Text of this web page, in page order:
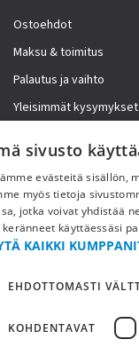
Ostoehdot
Maksu & toimitus
Palautus ja vaihto
Yleisimmät kysymykset
Lisää meistä
Yritystiedot
sivusto
evästeitä sisällön,
myös tietoja
jotka voivat yhdistää
keränneet käyttäessäsi
KAIKKI
EHDOTTOMASTI
KOHDENTAVAT